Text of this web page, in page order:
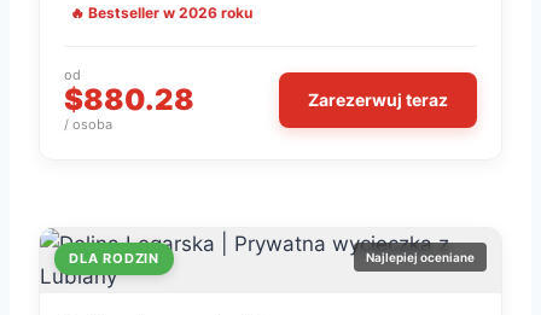
🔥 Bestseller w 2026 roku
od
$880.28
/ osoba
Zarezerwuj teraz
DLA RODZIN Najlepiej oceniane